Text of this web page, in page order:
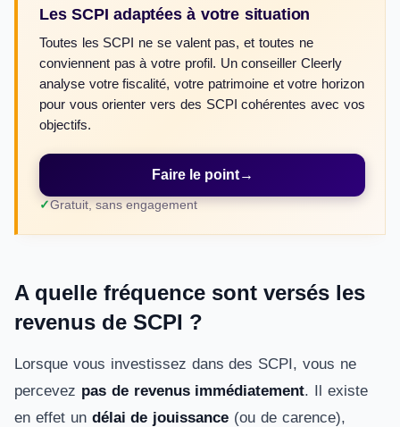
Les SCPI adaptées à votre situation
Toutes les SCPI ne se valent pas, et toutes ne
conviennent pas à votre profil. Un conseiller Cleerly
analyse votre fiscalité, votre patrimoine et votre horizon
pour vous orienter vers des SCPI cohérentes avec vos
objectifs.
Faire le point→
Gratuit, sans engagement
A quelle fréquence sont versés les
revenus de SCPI ?
Lorsque vous investissez dans des SCPI, vous ne
percevez pas de revenus immédiatement. Il existe
en effet un délai de jouissance (ou de carence),